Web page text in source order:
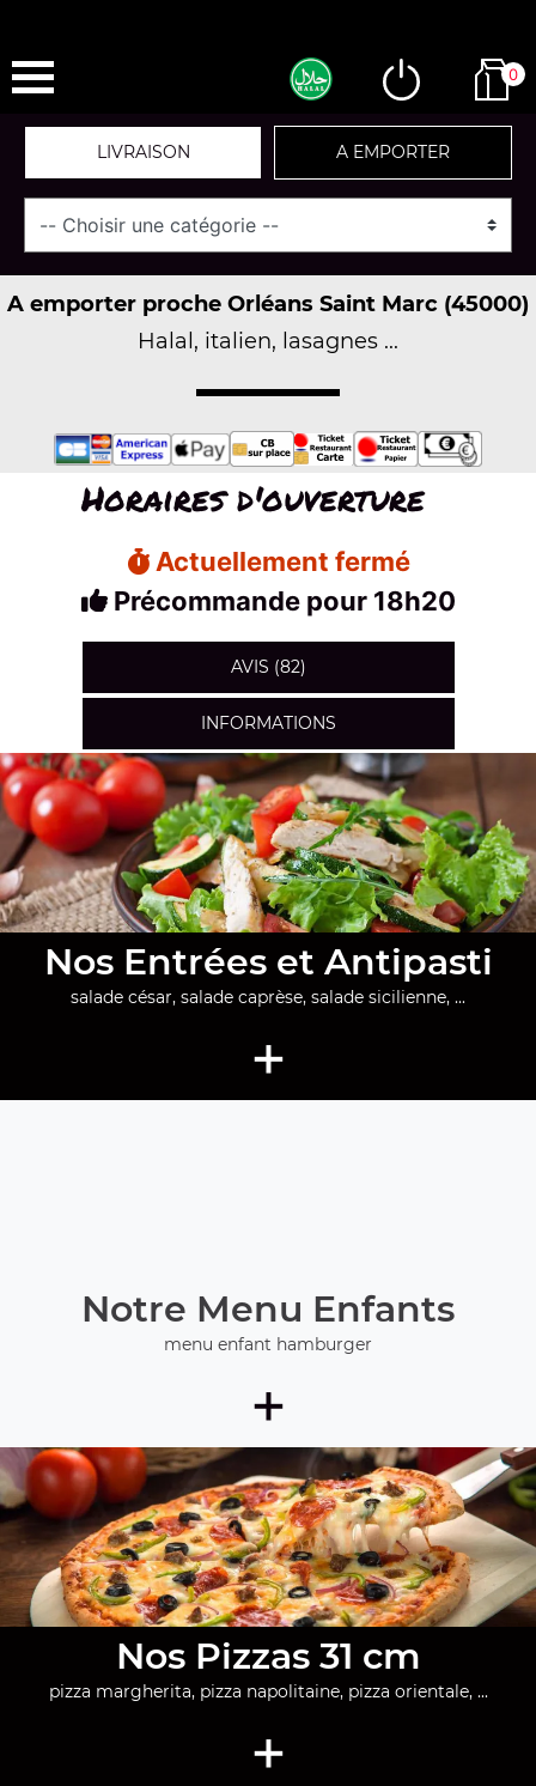
0
LIVRAISON A EMPORTER
A emporter proche Orléans Saint Marc (45000)
Halal, italien, lasagnes ...
Horaires d'ouverture
Actuellement fermé
Précommande pour 18h20
AVIS (82)
INFORMATIONS
Nos Entrées et Antipasti
salade césar, salade caprèse, salade sicilienne, ...
+
Notre Menu Enfants
menu enfant hamburger
+
Nos Pizzas 31 cm
pizza margherita, pizza napolitaine, pizza orientale, ...
+